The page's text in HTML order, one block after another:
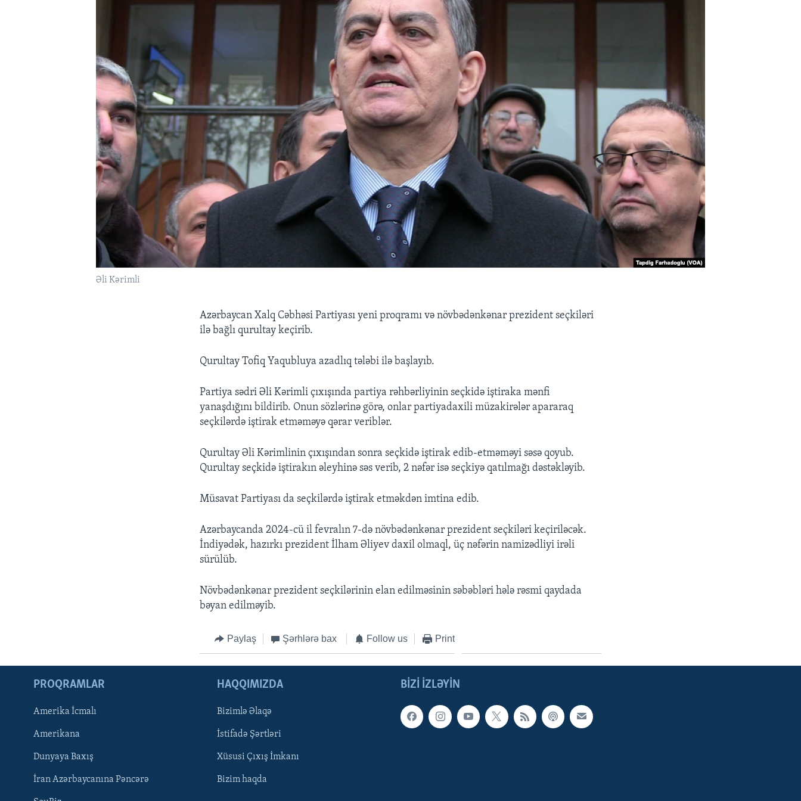
BIZI IZLƏYIN
Əli Kərimli
Azərbaycan Xalq Cəbhəsi Partiyası yeni proqramı və növbədənkənar prezident seçkiləri
ilə bağlı qurultay keçirib.
Qurultay Tofiq Yaqubluya azadlıq tələbi ilə başlayıb.
Partiya sədri Əli Kərimli çıxışında partiya rəhbərliyinin seçkidə iştiraka mənfi
yanaşdığını bildirib. Onun sözlərinə görə, onlar partiyadaxili müzakirələr apararaq
seçkilərdə iştirak etməməyə qərar veriblər.
Qurultay Əli Kərimlinin çıxışından sonra seçkidə iştirak edib-etməməyi səsə qoyub.
Qurultay seçkidə iştirakın əleyhinə səs verib, 2 nəfər isə seçkiyə qatılmağı dəstəkləyib.
Müsavat Partiyası da seçkilərdə iştirak etməkdən imtina edib.
Azərbaycanda 2024-cü il fevralın 7-də növbədənkənar prezident seçkiləri keçiriləcək.
İndiyədək, hazırkı prezident İlham Əliyev daxil olmaql, üç nəfərin namizədliyi irəli
sürülüb.
Növbədənkənar prezident seçkilərinin elan edilməsinin səbəbləri hələ rəsmi qaydada
bəyan edilməyib.
Paylaş Şərhlərə bax Follow us Print
BIZI IZLƏYIN
PROQRAMLAR
Amerika İcmalı
Amerikana
Dunyaya Baxış
İran Azərbaycanına Pəncərə
HAQQIMIZDA
Bizimlə Əlaqə
İstifadə Şərtləri
Xüsusi Çıxış İmkanı
Bizim haqda